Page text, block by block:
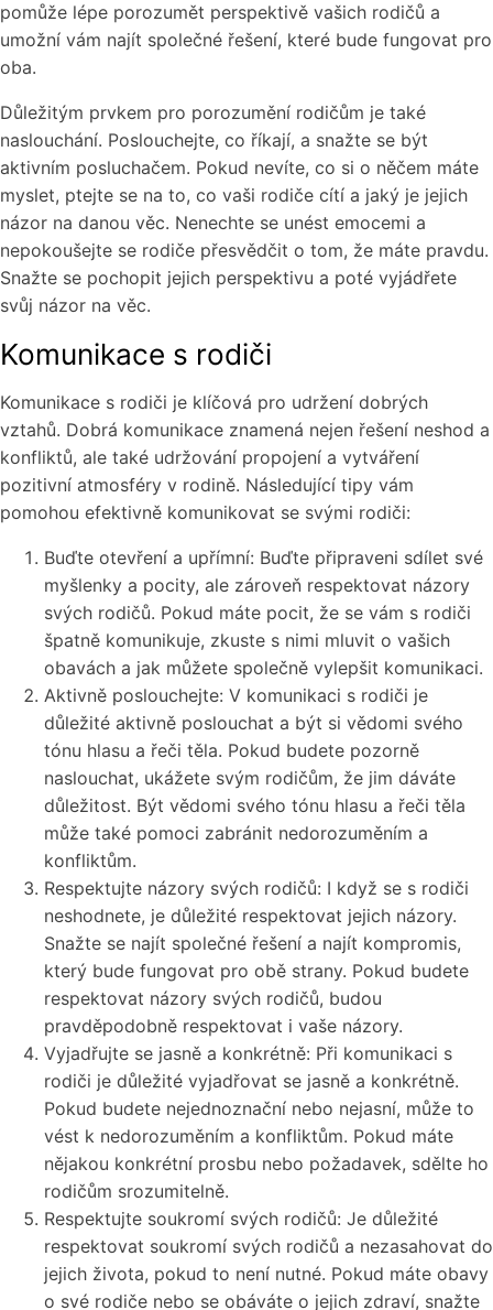
pomůže lépe porozumět perspektivě vašich rodičů a
umožní vám najít společné řešení, které bude fungovat pro
oba.
Důležitým prvkem pro porozumění rodičům je také
naslouchání. Poslouchejte, co říkají, a snažte se být
aktivním posluchačem. Pokud nevíte, co si o něčem máte
myslet, ptejte se na to, co vaši rodiče cítí a jaký je jejich
názor na danou věc. Nenechte se unést emocemi a
nepokoušejte se rodiče přesvědčit o tom, že máte pravdu.
Snažte se pochopit jejich perspektivu a poté vyjádřete
svůj názor na věc.
Komunikace s rodiči
Komunikace s rodiči je klíčová pro udržení dobrých
vztahů. Dobrá komunikace znamená nejen řešení neshod a
konfliktů, ale také udržování propojení a vytváření
pozitivní atmosféry v rodině. Následující tipy vám
pomohou efektivně komunikovat se svými rodiči:
Buďte otevření a upřímní: Buďte připraveni sdílet své
myšlenky a pocity, ale zároveň respektovat názory
svých rodičů. Pokud máte pocit, že se vám s rodiči
špatně komunikuje, zkuste s nimi mluvit o vašich
obavách a jak můžete společně vylepšit komunikaci.
Aktivně poslouchejte: V komunikaci s rodiči je
důležité aktivně poslouchat a být si vědomi svého
tónu hlasu a řeči těla. Pokud budete pozorně
naslouchat, ukážete svým rodičům, že jim dáváte
důležitost. Být vědomi svého tónu hlasu a řeči těla
může také pomoci zabránit nedorozuměním a
konfliktům.
Respektujte názory svých rodičů: I když se s rodiči
neshodnete, je důležité respektovat jejich názory.
Snažte se najít společné řešení a najít kompromis,
který bude fungovat pro obě strany. Pokud budete
respektovat názory svých rodičů, budou
pravděpodobně respektovat i vaše názory.
Vyjadřujte se jasně a konkrétně: Při komunikaci s
rodiči je důležité vyjadřovat se jasně a konkrétně.
Pokud budete nejednoznační nebo nejasní, může to
vést k nedorozuměním a konfliktům. Pokud máte
nějakou konkrétní prosbu nebo požadavek, sdělte ho
rodičům srozumitelně.
Respektujte soukromí svých rodičů: Je důležité
respektovat soukromí svých rodičů a nezasahovat do
jejich života, pokud to není nutné. Pokud máte obavy
o své rodiče nebo se obáváte o jejich zdraví, snažte